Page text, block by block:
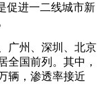
促进一二线城市新
广州、深圳、北京
全国前列。其中，
辆，渗透率接近